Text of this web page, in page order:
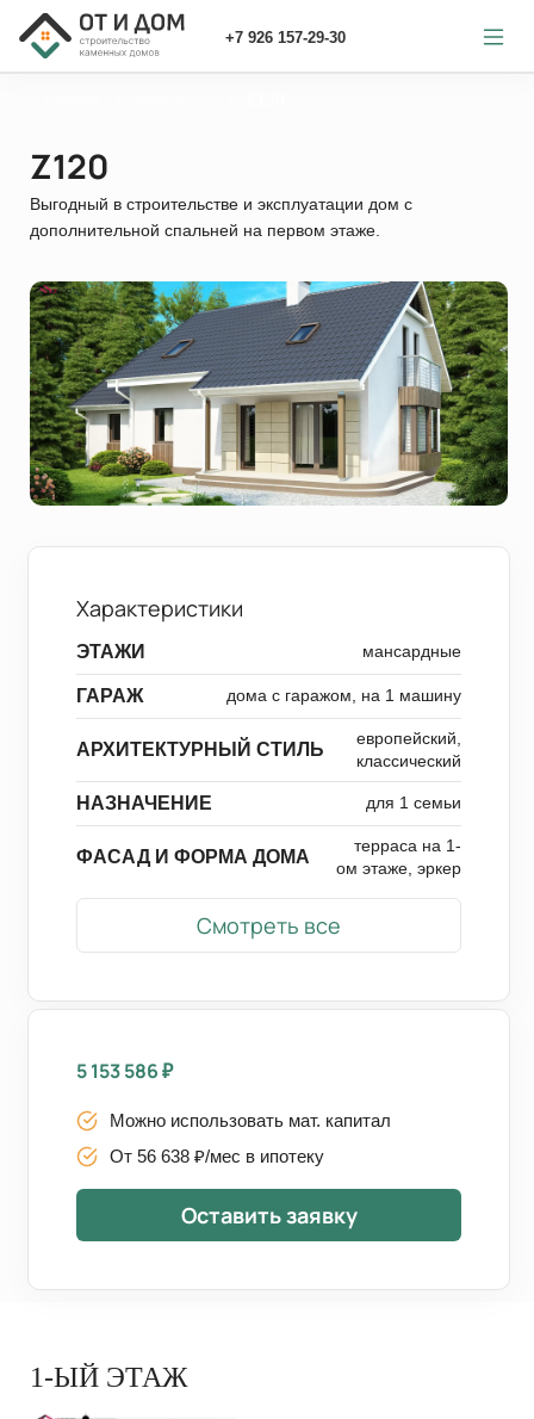
+7 926 157-29-30
Z120
Выгодный в строительстве и эксплуатации дом с
дополнительной спальней на первом этаже.
Характеристики
ЭТАЖИ мансардные
ГАРАЖ дома с гаражом, на 1 машину
АРХИТЕКТУРНЫЙ СТИЛЬ
европейский,
классический
НАЗНАЧЕНИЕ для 1 семьи
ФАСАД И ФОРМА ДОМА
терраса на 1-
ом этаже, эркер
Смотреть все
5 153 586₽
Можно использовать мат. капитал
От 56 638 ₽/мес в ипотеку
Оставить заявку
1-ЫЙ ЭТАЖ